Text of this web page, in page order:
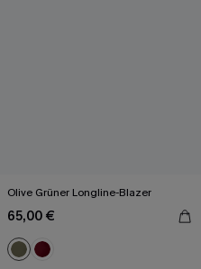
Olive Grüner Longline-Blazer
65,00 €